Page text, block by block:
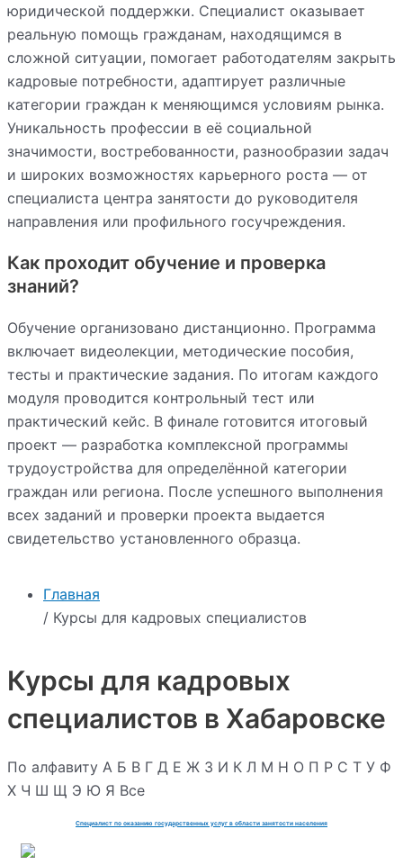
Главная
/ Курсы для кадровых специалистов
Курсы для кадровых
специалистов в Хабаровске
По алфавиту А Б В Г Д Е Ж З И К Л М Н О П Р С Т У Ф
Х Ч Ш Щ Э Ю Я Все
Специалист по оказанию государственных услуг в области занятости населения
юридической поддержки. Специалист оказывает
реальную помощь гражданам, находящимся в
сложной ситуации, помогает работодателям закрыть
кадровые потребности, адаптирует различные
категории граждан к меняющимся условиям рынка.
Уникальность профессии в её социальной
значимости, востребованности, разнообразии задач
и широких возможностях карьерного роста — от
специалиста центра занятости до руководителя
направления или профильного госучреждения.
Как проходит обучение и проверка
знаний?
Обучение организовано дистанционно. Программа
включает видеолекции, методические пособия,
тесты и практические задания. По итогам каждого
модуля проводится контрольный тест или
практический кейс. В финале готовится итоговый
проект — разработка комплексной программы
трудоустройства для определённой категории
граждан или региона. После успешного выполнения
всех заданий и проверки проекта выдается
свидетельство установленного образца.